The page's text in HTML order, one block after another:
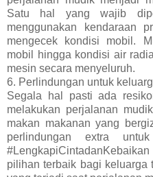
Satu hal yang wajib
menggunakan kendaraan
mengecek kondisi mobil.
mobil hingga kondisi air
mesin secara menyeluruh.
6. Perlindungan untuk
Segala hal pasti ada
melakukan perjalanan
makan makanan yang
perlindungan extra
pilihan terbaik bagi keluarga